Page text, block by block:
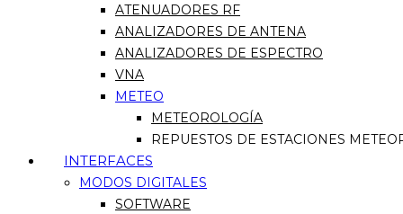
ATENUADORES RF
ANALIZADORES DE ANTENA
ANALIZADORES DE ESPECTRO
VNA
METEO
METEOROLOGÍA
REPUESTOS DE ESTACIONES
INTERFACES
MODOS DIGITALES
SOFTWARE